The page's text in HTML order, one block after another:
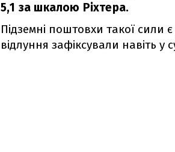
5,1 за шкалою Ріхтера.
Підземні поштовхи такої сили
відлуння зафіксували навіть у